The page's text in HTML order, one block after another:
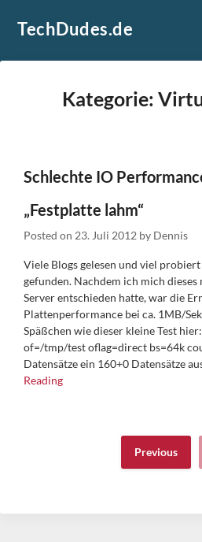
TechDudes.de
Kategorie:
Schlechte IO
„Festplatte lahm“
Posted on 23. Juli 2012 by Dennis
Viele Blogs gelesen und viel
gefunden. Nachdem ich mich
Server entschieden hatte, war die
Plattenperformance bei ca. 1MB/
Späßchen wie dieser kleine Test
of=/tmp/test oflag=direct bs=64k
Datensätze ein 160+0 Datensätze
Reading
Previous